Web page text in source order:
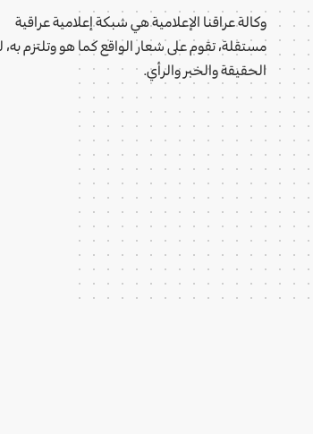
وكالة عراقنا الإعلامية هي شبكة إعلامية عراقية
مستقلة، تقوم على شعار الواقع كما هو وتلتزم به،
الحقيقة والخبر والرأي.